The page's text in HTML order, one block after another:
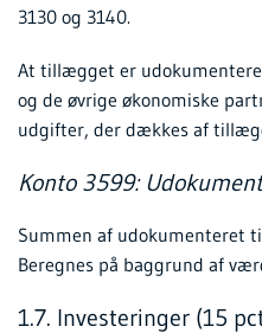
3130 og 3140.
At tillægget er
og de øvrige økonomiske
udgifter, der dækkes af
Konto 3599:
Summen af udokumenteret
Beregnes på baggrund af
1.7. Investeringer (15